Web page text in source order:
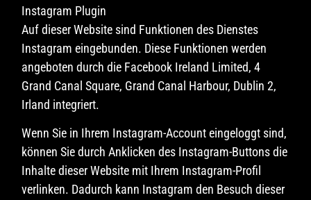
Instagram Plugin
Auf dieser Website sind Funktionen des Dienstes
Instagram eingebunden. Diese Funktionen werden
angeboten durch die Facebook Ireland Limited, 4
Grand Canal Square, Grand Canal Harbour, Dublin 2,
Irland integriert.
Wenn Sie in Ihrem Instagram-Account eingeloggt sind,
können Sie durch Anklicken des Instagram-Buttons die
Inhalte dieser Website mit Ihrem Instagram-Profil
verlinken. Dadurch kann Instagram den Besuch dieser